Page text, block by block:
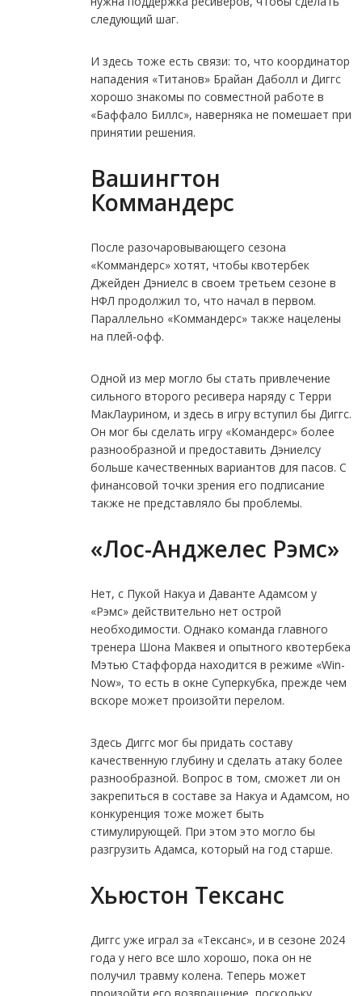
следующий шаг.
И здесь тоже есть связи: то, что координатор
нападения «Титанов» Брайан Даболл и Диггс
хорошо знакомы по совместной работе в
«Баффало Биллс», наверняка не помешает при
принятии решения.
Вашингтон
Коммандерс
После разочаровывающего сезона
«Коммандерс» хотят, чтобы квотербек
Джейден Дэниелс в своем третьем сезоне в
НФЛ продолжил то, что начал в первом.
Параллельно «Коммандерс» также нацелены
на плей-офф.
Одной из мер могло бы стать привлечение
сильного второго ресивера наряду с Терри
МакЛаурином, и здесь в игру вступил бы Диггс.
Он мог бы сделать игру «Командерс» более
разнообразной и предоставить Дэниелсу
больше качественных вариантов для пасов. С
финансовой точки зрения его подписание
также не представляло бы проблемы.
«Лос-Анджелес Рэмс»
Нет, с Пукой Накуа и Даванте Адамсом у
«Рэмс» действительно нет острой
необходимости. Однако команда главного
тренера Шона Маквея и опытного квотербека
Мэтью Стаффорда находится в режиме «Win-
Now», то есть в окне Суперкубка, прежде чем
вскоре может произойти перелом.
Здесь Диггс мог бы придать составу
качественную глубину и сделать атаку более
разнообразной. Вопрос в том, сможет ли он
закрепиться в составе за Накуа и Адамсом, но
конкуренция тоже может быть
стимулирующей. При этом это могло бы
разгрузить Адамса, который на год старше.
Хьюстон Тексанс
Диггс уже играл за «Тексанс», и в сезоне 2024
года у него все шло хорошо, пока он не
получил травму колена. Теперь может